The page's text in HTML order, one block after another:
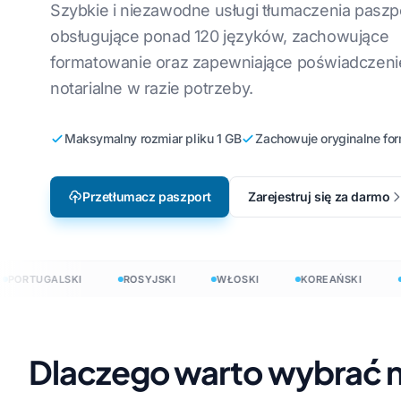
Lokalizacja gier wideo
e-learning
Tłumaczenie
Tłumaczenie
Tłumacz HTML
.DOCX Licznik
Licznik słów w
językach
Angielski na koreański
Angielskiego na arabski
Angielski na turecki
Angielski na Indonezyjski
Angielski na urdu
Szybkie i niezawodne usługi tłumaczenia
obsługujące ponad 120 języków, zachowujące
formatowanie oraz zapewniające
notarialne w razie potrzeby.
Maksymalny rozmiar pliku 1 GB Zachowuje oryginalne
Przetłumacz paszport Zarejestruj się za darmo
ROSYJSKI WŁOSKI KOREAŃSKI
Dlaczego warto wybrać